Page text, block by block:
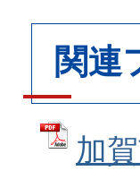
関連
加